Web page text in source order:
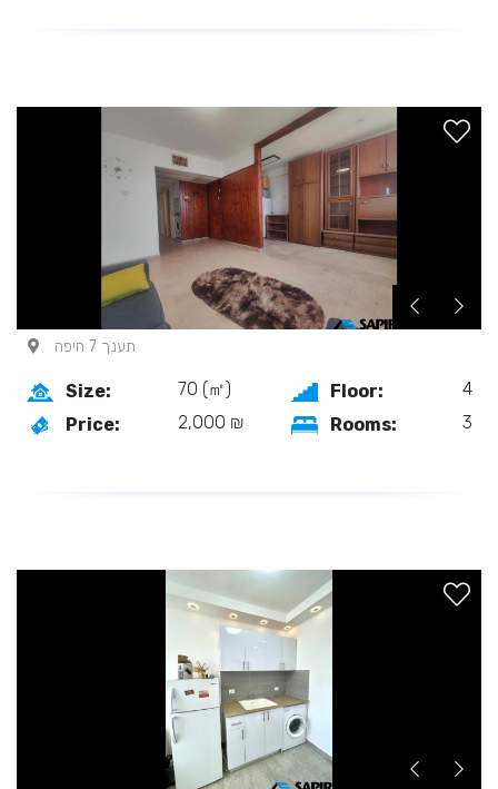
תענך 7 חיפה
Size: 70 (㎡) Floor:
4
Price:
2,000 ₪ Rooms: 3